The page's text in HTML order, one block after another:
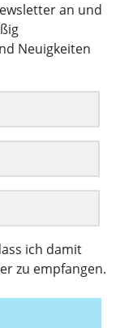
an und
Neuigkeiten
ich damit
zu empfangen.